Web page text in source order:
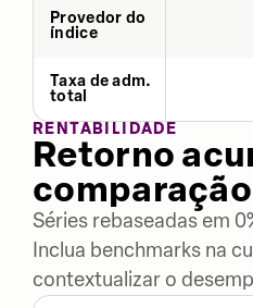
Provedor do
índice
Taxa de adm.
total
RENTABILIDADE
Retorno
comparação
Séries rebaseadas em
Inclua benchmarks na
contextualizar o